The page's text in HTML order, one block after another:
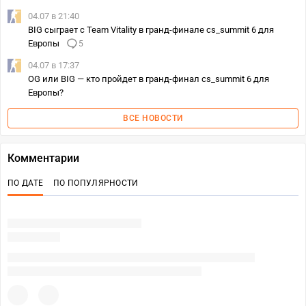
04.07 в 21:40
BIG сыграет с Team Vitality в гранд-финале cs_summit 6 для
Европы
5
04.07 в 17:37
OG или BIG — кто пройдет в гранд-финал cs_summit 6 для
Европы?
ВСЕ НОВОСТИ
Комментарии
ПО ДАТЕ ПО ПОПУЛЯРНОСТИ